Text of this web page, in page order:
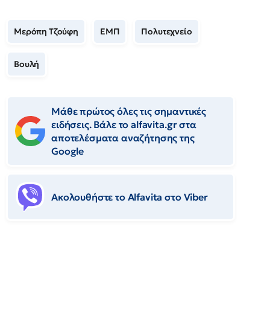
Μερόπη Τζούφη ΕΜΠ Πολυτεχνείο
Βουλή
Μάθε πρώτος όλες τις σημαντικές
ειδήσεις. Βάλε το alfavita.gr στα
αποτελέσματα αναζήτησης της
Google
Ακολουθήστε το Αlfavita στο Viber